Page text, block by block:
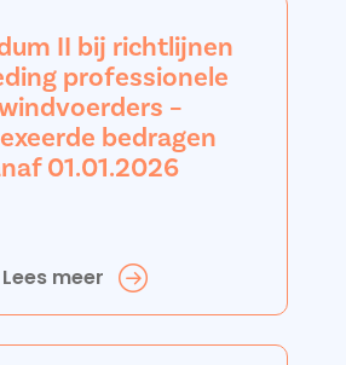
II bij richtlijnen
professionele
–
bedragen
01.01.2026
Lees meer